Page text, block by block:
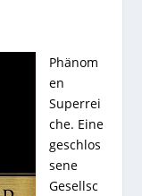
Phänom
en
Superrei
che. Eine
geschlos
sene
Gesellsc